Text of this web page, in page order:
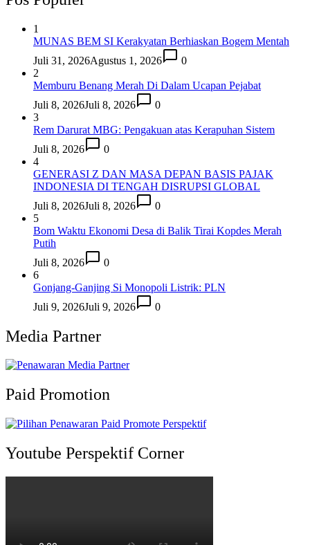
1
MUNAS BEM SI Kerakyatan Berhiaskan Bogem Mentah
Juli 31, 2026Agustus 1, 2026
0
2
Memburu Benang Merah Di Dalam Ucapan Pejabat
Juli 8, 2026Juli 8, 2026
0
3
Rem Darurat MBG: Pengakuan atas Kerapuhan Sistem
Juli 8, 2026
0
4
GENERASI Z DAN MASA DEPAN BASIS PAJAK
INDONESIA DI TENGAH DISRUPSI GLOBAL
Juli 8, 2026Juli 8, 2026
0
5
Bom Waktu Ekonomi Desa di Balik Tirai Kopdes Merah
Putih
Juli 8, 2026
0
6
Gonjang-Ganjing Si Monopoli Listrik: PLN
Juli 9, 2026Juli 9, 2026 0
Media Partner
Paid Promotion
Youtube Perspektif Corner